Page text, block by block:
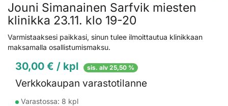
Jouni Simanainen Sarfvik miesten
klinikka 23.11. klo 19-20
Varmistaaksesi paikkasi, sinun tulee ilmoittautua klinikkaan
maksamalla osallistumismaksu.
30,00 € / kpl sis. alv 25,50 %
Verkkokaupan varastotilanne
Varastossa: 8 kpl